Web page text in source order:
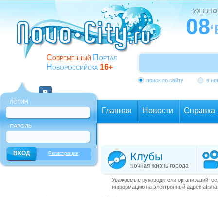
Современный Портал
Новороссийска 16+
08
поиск по сайту в
ЛОГИН
ПАРОЛЬ
Регистрация
Главная Новости Справка
Клубы
ночная жизнь города
Уважаемые руководители организаций,
информацию на электронный адрес